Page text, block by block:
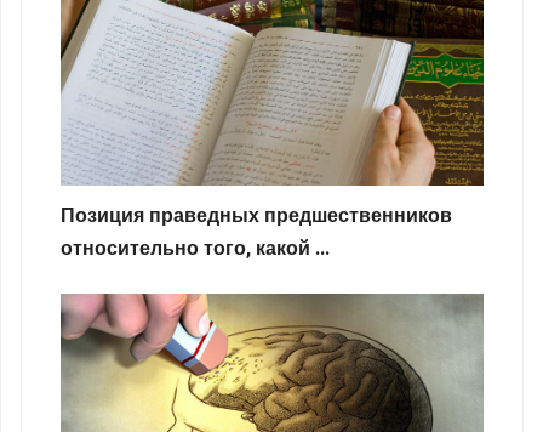
Позиция праведных предшественников
относительно того, какой ...